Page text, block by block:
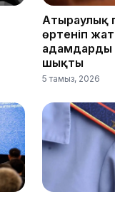
Атыраулық
өртеніп
адамдарды
шықты
5 тамыз, 2026